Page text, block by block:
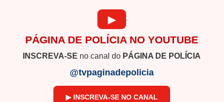
▶
PÁGINA DE POLÍCIA NO YOUTUBE
INSCREVA-SE no canal do PÁGINA DE POLÍCIA
@tvpaginadepolicia
▶ INSCREVA-SE NO CANAL